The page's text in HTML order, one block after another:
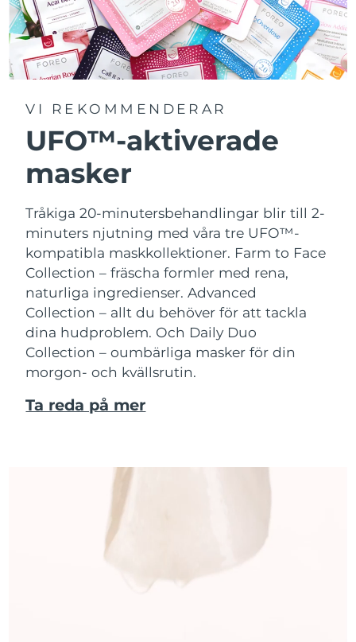
VI REKOMMENDERAR
UFO™-aktiverade
masker
Tråkiga 20-minutersbehandlingar blir till 2-
minuters njutning med våra tre UFO™-
kompatibla maskkollektioner. Farm to Face
Collection – fräscha formler med rena,
naturliga ingredienser. Advanced
Collection – allt du behöver för att tackla
dina hudproblem. Och Daily Duo
Collection – oumbärliga masker för din
morgon- och kvällsrutin.
Ta reda på mer